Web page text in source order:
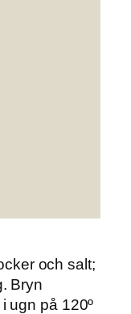
och salt;
Bryn
ugn på 120º